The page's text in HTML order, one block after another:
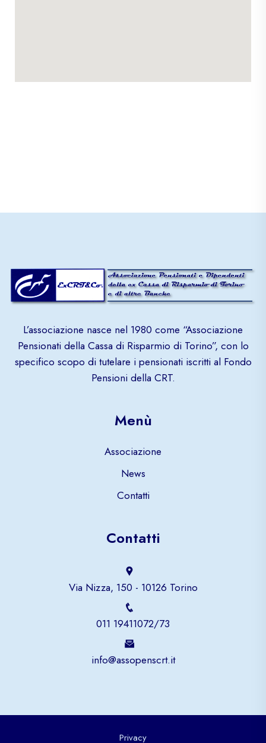
L’associazione nasce nel 1980 come “Associazione
Pensionati della Cassa di Risparmio di Torino”, con lo
specifico scopo di tutelare i pensionati iscritti al Fondo
Pensioni della CRT.
Menù
Associazione
News
Contatti
Contatti
Via Nizza, 150 - 10126 Torino
011 19411072/73
info@assopenscrt.it
Privacy